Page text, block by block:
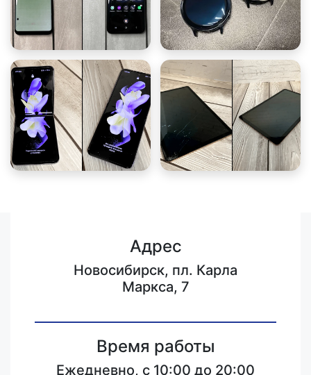
Адрес
Новосибирск, пл. Карла
Маркса, 7
Время работы
Ежедневно, с 10:00 до 20:00